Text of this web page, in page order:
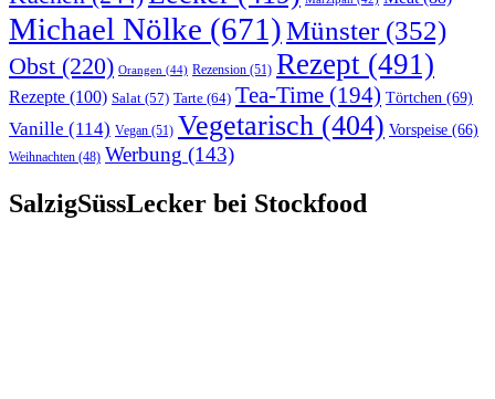
Michael Nölke (671)Münster(352)
Obst (220) Orangen (44) Rezension (51) Rezept (491)
Rezepte (100) Salat (57) Tarte (64) Tea-Time (194) Törtchen (69)
Vanille (114) Vegan (51) Vegetarisch (404) Vorspeise (66)
Weihnachten (48) Werbung (143)
SalzigSüssLecker bei Stockfood